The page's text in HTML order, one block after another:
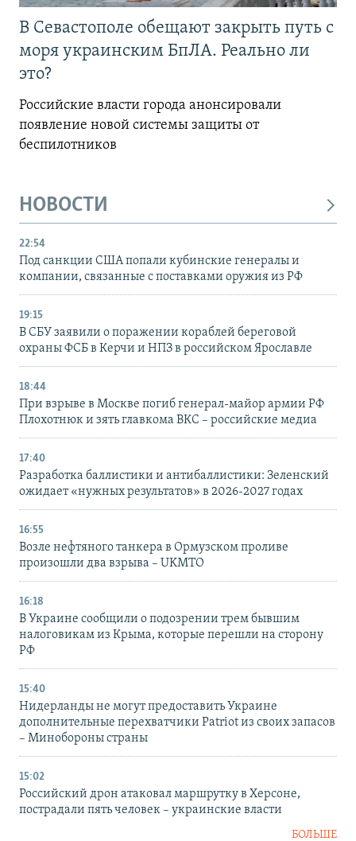
В Севастополе обещают закрыть путь с
моря украинским БпЛА. Реально ли
это?
Российские власти города анонсировали
появление новой системы защиты от
беспилотников
НОВОСТИ
22:54
Под санкции США попали кубинские генералы и
компании, связанные с поставками оружия из РФ
19:15
В СБУ заявили о поражении кораблей береговой
охраны ФСБ в Керчи и НПЗ в российском Ярославле
18:44
При взрыве в Москве погиб генерал-майор армии РФ
Плохотнюк и зять главкома ВКС – российские медиа
17:40
Разработка баллистики и антибаллистики: Зеленский
ожидает «нужных результатов» в 2026-2027 годах
16:55
Возле нефтяного танкера в Ормузском проливе
произошли два взрыва – UKMTO
16:18
В Украине сообщили о подозрении трем бывшим
налоговикам из Крыма, которые перешли на сторону
РФ
15:40
Нидерланды не могут предоставить Украине
дополнительные перехватчики Patriot из своих запасов
– Минобороны страны
15:02
Российский дрон атаковал маршрутку в Херсоне,
пострадали пять человек – украинские власти
БОЛЬШЕ